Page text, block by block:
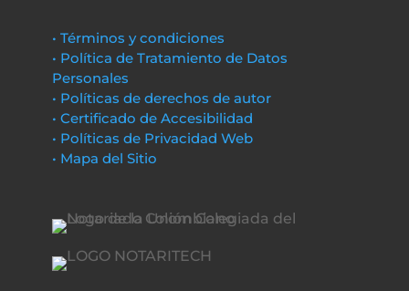
• Términos y condiciones
• Política de Tratamiento de Datos
Personales
• Políticas de derechos de autor
• Certificado de Accesibilidad
• Políticas de Privacidad Web
• Mapa del Sitio